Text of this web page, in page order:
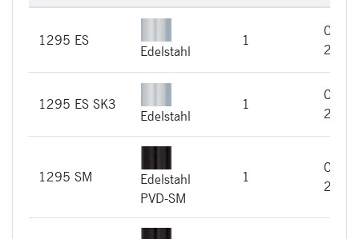
1295 ES
Edelstahl
1
CHF
1295 ES SK3
Edelstahl
1
CHF
1295 SM
Edelstahl
PVD-SM
1
CHF